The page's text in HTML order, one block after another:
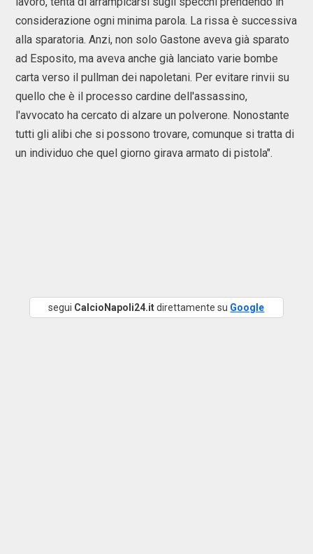
considerazione ogni minima parola. La rissa è successiva
alla sparatoria. Anzi, non solo Gastone aveva già sparato
ad Esposito, ma aveva anche già lanciato varie bombe
carta verso il pullman dei napoletani. Per evitare rinvii su
quello che è il processo cardine dell'assassino,
l'avvocato ha cercato di alzare un polverone. Nonostante
tutti gli alibi che si possono trovare, comunque si tratta di
un individuo che quel giorno girava armato di pistola".
segui CalcioNapoli24.itdirettamente su Google